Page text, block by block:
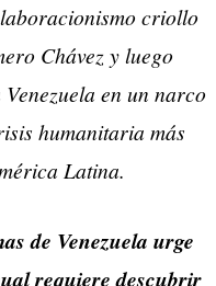
criollo
Chávez y luego
en un narco
humanitaria más
Latina.
de Venezuela urge
requiere descubrir